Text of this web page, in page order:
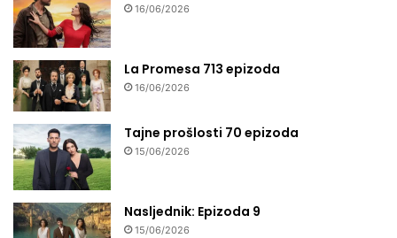
16/06/2026
La Promesa 713 epizoda
16/06/2026
Tajne prošlosti 70 epizoda
15/06/2026
Nasljednik: Epizoda 9
15/06/2026